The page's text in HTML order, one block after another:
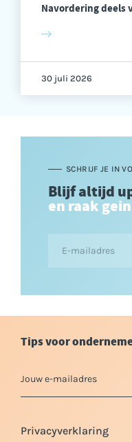
Navordering deels
30 juli 2026
SCHRIJF JE IN
Blijf altijd
en raak
Tips voor
Privacyverklaring